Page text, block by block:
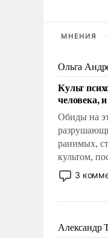
МНЕНИЯ
Ольга
Культ
человека,
Обиды на
ранимых,
культом,
отменяя
человеку
на себя
слабым,
3
Александр